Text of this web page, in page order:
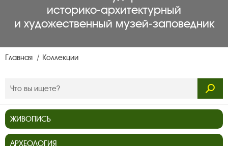
историко‑архитектурный
и художественный музей‑заповедник
Главная Коллекции
ЖИВОПИСЬ
АРХЕОЛОГИЯ